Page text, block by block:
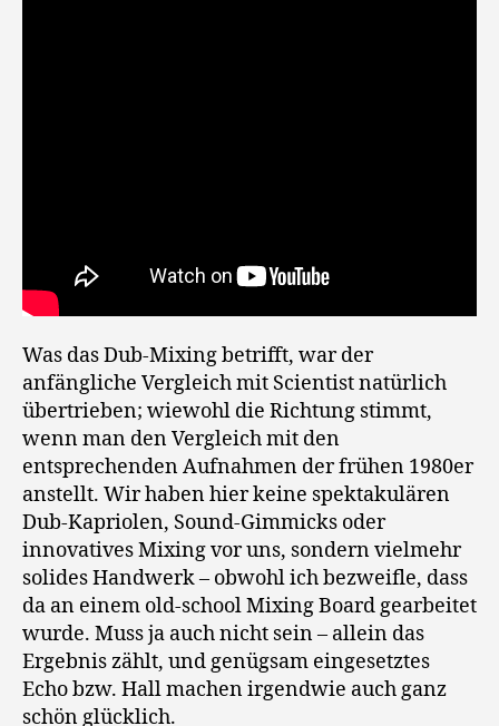
Was das Dub-Mixing betrifft, war der
anfängliche Vergleich mit Scientist natürlich
übertrieben; wiewohl die Richtung stimmt,
wenn man den Vergleich mit den
entsprechenden Aufnahmen der frühen 1980er
anstellt. Wir haben hier keine spektakulären
Dub-Kapriolen, Sound-Gimmicks oder
innovatives Mixing vor uns, sondern vielmehr
solides Handwerk – obwohl ich bezweifle, dass
da an einem old-school Mixing Board gearbeitet
wurde. Muss ja auch nicht sein – allein das
Ergebnis zählt, und genügsam eingesetztes
Echo bzw. Hall machen irgendwie auch ganz
schön glücklich.